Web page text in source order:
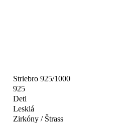
Striebro 925/1000
925
Deti
Lesklá
Zirkóny / Štrass